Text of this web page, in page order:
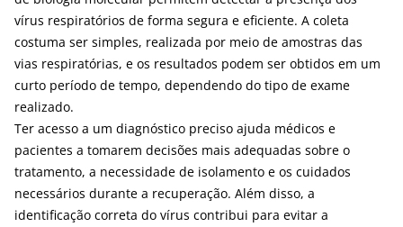
vírus respiratórios de forma segura e eficiente. A coleta
costuma ser simples, realizada por meio de amostras das
vias respiratórias, e os resultados podem ser obtidos em um
curto período de tempo, dependendo do tipo de exame
realizado.
Ter acesso a um diagnóstico preciso ajuda médicos e
pacientes a tomarem decisões mais adequadas sobre o
tratamento, a necessidade de isolamento e os cuidados
necessários durante a recuperação. Além disso, a
identificação correta do vírus contribui para evitar a